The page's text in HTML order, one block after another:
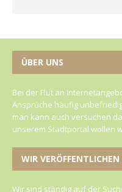
ÜBER UNS
Bei der Flut an
Ansprüche häufig
man kann auch versuchen
unserem Stadtportal wollen
WIR
Wir sind ständig auf der